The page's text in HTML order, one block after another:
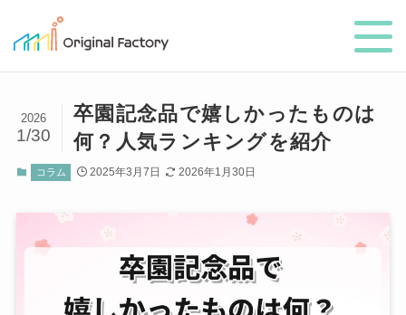
卒園記念品で嬉しかったものは
何？人気ランキングを紹介
2026
1/30
コラム 2025年3月7日 2026年1月30日